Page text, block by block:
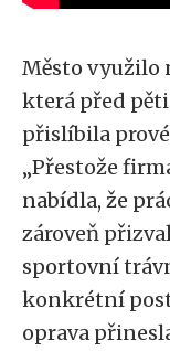
Město využilo
která před
přislíbila
„Přestože
nabídla, že
zároveň
sportovní
konkrétní
oprava